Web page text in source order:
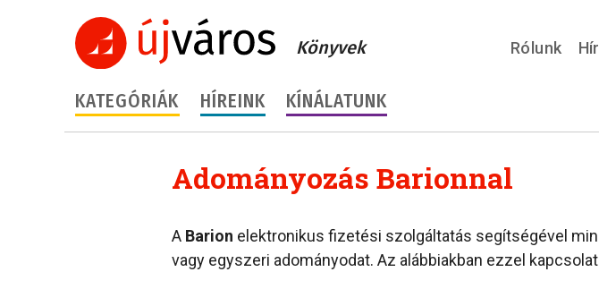
Könyvek Rólunk
KATEGÓRIÁK HÍREINK KÍNÁLATUNK
Adományozás Barionnal
A Barion elektronikus fizetési szolgáltatás segítségével
vagy egyszeri adományodat. Az alábbiakban ezzel